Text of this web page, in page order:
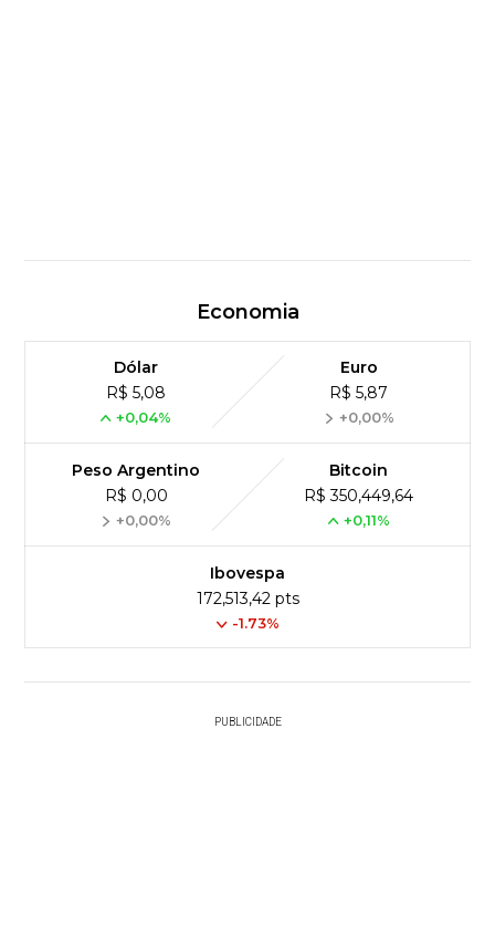
Economia
Dólar
R$ 5,08
+0,04%
Euro
R$ 5,87
+0,00%
Peso Argentino
R$ 0,00
+0,00%
Bitcoin
R$ 350,449,64
+0,11%
Ibovespa
172,513,42 pts
-1.73%
PUBLICIDADE